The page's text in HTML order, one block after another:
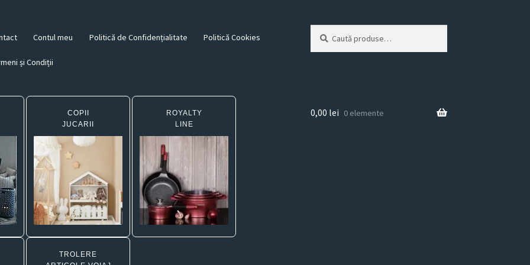
Contul meu Politică de Confidențialitate Politică Cookies
și Condiții
după:
COPII
JUCARII
ROYALTY
LINE
TROLERE
0,00 lei 0 elemente